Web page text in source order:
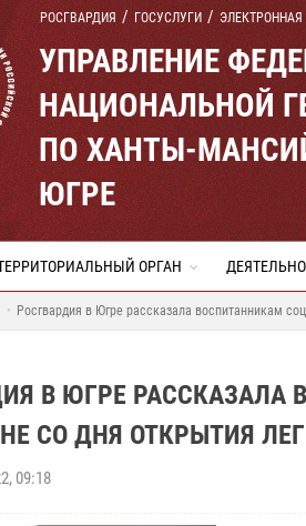
РОСГВАРДИЯ ГОСУСЛУГИ
УПРАВЛЕНИЕ
НАЦИОНАЛЬНОЙ
ПО ХАНТЫ-
ЮГРЕ
ОРГАН
Росгвардия в Югре рассказала воспитанникам
В ЮГРЕ
СО ДНЯ ОТКРЫТИЯ
09:18